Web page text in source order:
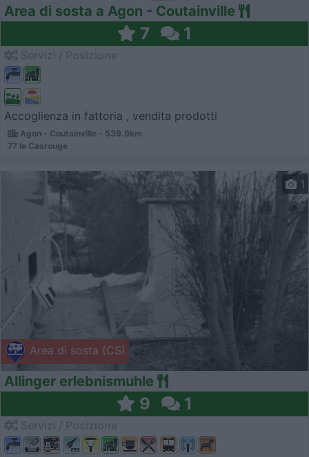
Area di sosta a Agon - Coutainville
7 1
Accoglienza in fattoria , vendita prodotti
Agon - Coutainville - 539.9km
77 le Casrouge
Area di sosta (CS)
1
Allinger erlebnismuhle
9 1